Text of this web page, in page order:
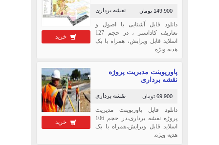
خرید
نقشه برداری 149,900 تومان
دانلود فایل آشنایی با اصول و
تعاریف کاداستر ، در حجم 127
اسلاید قابل ویرایش، همراه با یک
هدیه ویژه.
خرید
پاورپوینت مدیریت پروژه
نقشه برداری
نقشه برداری 69,900 تومان
دانلود فایل پاورپوینت مدیریت
پروژه نقشه برداری،در حجم 106
اسلاید قابل ویرایش،همراه با یک
هدیه ویژه.